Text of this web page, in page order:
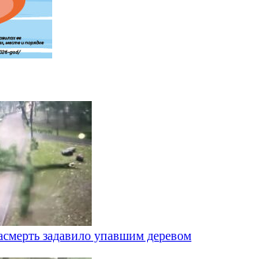
задавило упавшим деревом